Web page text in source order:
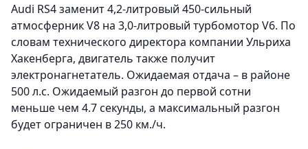
Audi RS4 заменит 4,2-литровый 450-сильный
атмосферник V8 на 3,0-литровый турбомотор V6. По
словам технического директора компании Ульриха
Хакенберга, двигатель также получит
электронагнетатель. Ожидаемая отдача – в районе
500 л.с. Ожидаемый разгон до первой сотни
меньше чем 4.7 секунды, а максимальный разгон
будет ограничен в250 км./ч.